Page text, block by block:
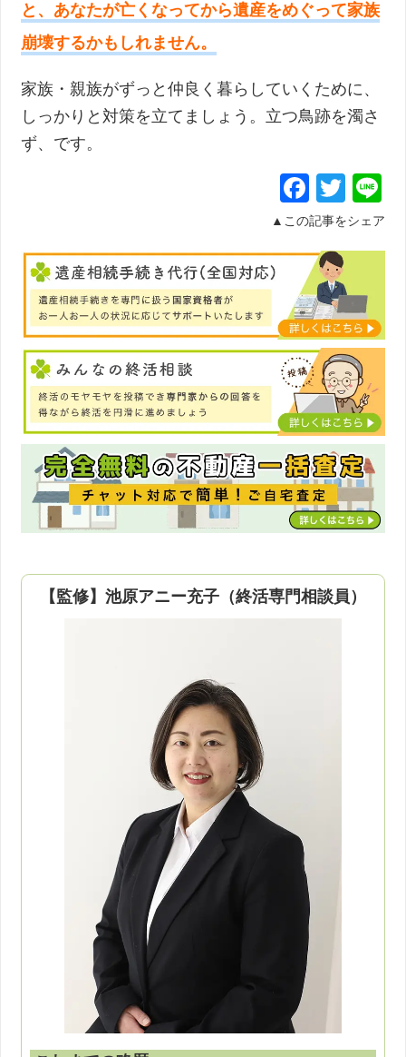
と、あなたが亡くなってから遺産をめぐって家族
崩壊するかもしれません。
家族・親族がずっと仲良く暮らしていくために、
しっかりと対策を立てましょう。立つ鳥跡を濁さ
ず、です。
▲この記事をシェア
【監修】池原アニー充子（終活専門相談員）